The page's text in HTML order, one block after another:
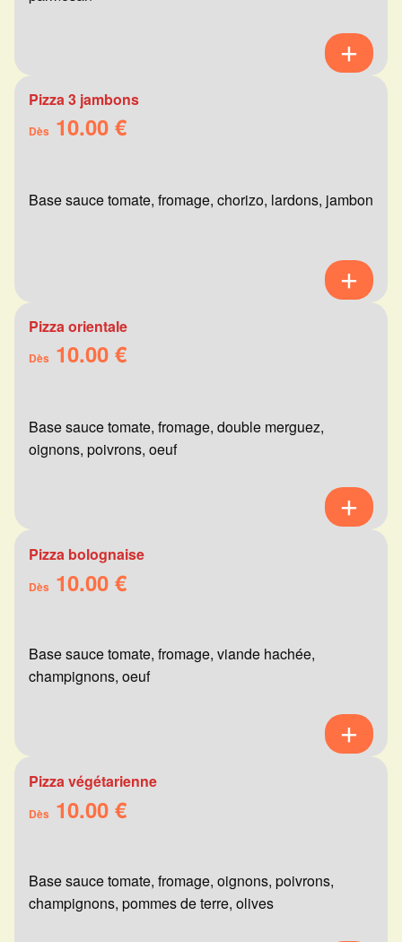
Pizza 3 jambons
Dès 10.00 €
Base sauce tomate, fromage, chorizo, lardons, jambon
Pizza orientale
Dès 10.00 €
Base sauce tomate, fromage, double merguez,
oignons, poivrons, oeuf
Pizza bolognaise
Dès 10.00 €
Base sauce tomate, fromage, viande hachée,
champignons, oeuf
Pizza végétarienne
Dès 10.00 €
Base sauce tomate, fromage, oignons, poivrons,
champignons, pommes de terre, olives